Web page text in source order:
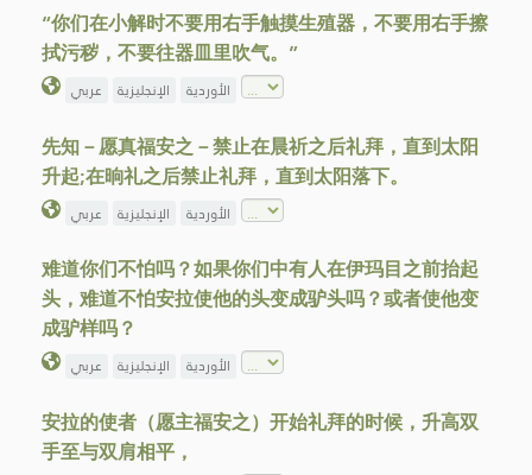
“你们在小解时不要用右手触摸生殖器，不要用右手擦
拭污秽，不要往器皿里吹气。”
عربي الإنجليزية الأوردية
先知－愿真福安之－禁止在晨祈之后礼拜，直到太阳
升起;在晌礼之后禁止礼拜，直到太阳落下。
عربي الإنجليزية الأوردية
难道你们不怕吗？如果你们中有人在伊玛目之前抬起
头，难道不怕安拉使他的头变成驴头吗？或者使他变
成驴样吗？
عربي الإنجليزية الأوردية
安拉的使者（愿主福安之）开始礼拜的时候，升高双
手至与双肩相平，